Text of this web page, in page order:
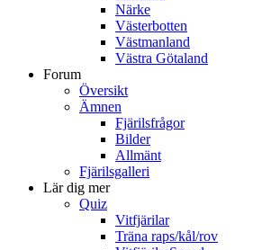
Närke
Västerbotten
Västmanland
Västra Götaland
Forum
Översikt
Ämnen
Fjärilsfrågor
Bilder
Allmänt
Fjärilsgalleri
Lär dig mer
Quiz
Vitfjärilar
Träna raps/kål/rov